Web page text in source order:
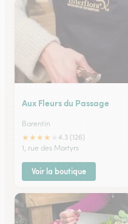
Aux Fleurs du Passage
Barentin
★★★★
4.3 (126)
1, rue des Martyrs
Voir la boutique